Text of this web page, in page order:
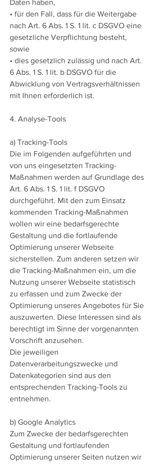
Daten haben,
• für den Fall, dass für die Weitergabe
nach Art. 6 Abs. 1 S. 1 lit. c DSGVO eine
gesetzliche Verpflichtung besteht,
sowie
• dies gesetzlich zulässig und nach Art.
6 Abs. 1 S. 1 lit. b DSGVO für die
Abwicklung von Vertragsverhältnissen
mit Ihnen erforderlich ist.
4. Analyse-Tools
a) Tracking-Tools
Die im Folgenden aufgeführten und
von uns eingesetzten Tracking-
Maßnahmen werden auf Grundlage des
Art. 6 Abs. 1 S. 1 lit. f DSGVO
durchgeführt. Mit den zum Einsatz
kommenden Tracking-Maßnahmen
wollen wir eine bedarfsgerechte
Gestaltung und die fortlaufende
Optimierung unserer Webseite
sicherstellen. Zum anderen setzen wir
die Tracking-Maßnahmen ein, um die
Nutzung unserer Webseite statistisch
zu erfassen und zum Zwecke der
Optimierung unseres Angebotes für Sie
auszuwerten. Diese Interessen sind als
berechtigt im Sinne der vorgenannten
Vorschrift anzusehen.
Die jeweiligen
Datenverarbeitungszwecke und
Datenkategorien sind aus den
entsprechenden Tracking-Tools zu
entnehmen.
b) Google Analytics
Zum Zwecke der bedarfsgerechten
Gestaltung und fortlaufenden
Optimierung unserer Seiten nutzen wir